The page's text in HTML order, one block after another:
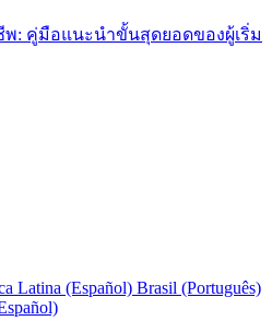
พ: คู่มือแนะนำขั้นสุดยอดของผู้เริ่ม
Latina (Español) Brasil (Português)